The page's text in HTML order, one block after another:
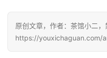
单
机
游
原创文章，作者：茶馆小二，
https://youxichaguan.com/